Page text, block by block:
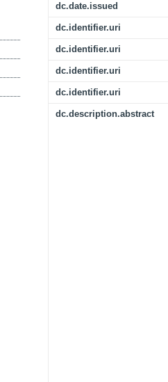
dc.date.issued
dc.identifier.uri
dc.identifier.uri
dc.identifier.uri
dc.identifier.uri
dc.description.abstract